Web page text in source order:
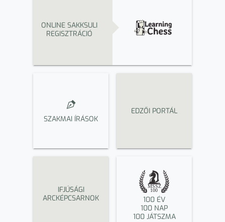
SZAKMAI ÍRÁSOK
EDZŐI PORTÁL
100 ÉV
100 NAP
100 JÁTSZMA
IFJÚSÁGI
ARCKÉPCSARNOK
ONLINE SAKKSULI
REGISZTRÁCIÓ